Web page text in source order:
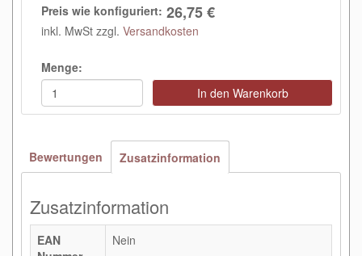
Preis wie konfiguriert: 26,75 €
inkl. MwSt zzgl. Versandkosten
Menge:
In den Warenkorb
Bewertungen Zusatzinformation
Zusatzinformation
EAN
Nein